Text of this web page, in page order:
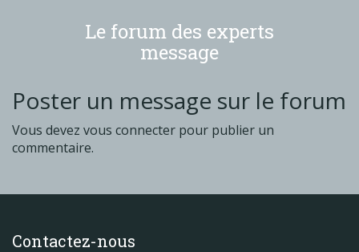
Le forum des experts
message
Poster un message sur le forum
Vous devez vous connecter pour publier un
commentaire.
Contactez-nous